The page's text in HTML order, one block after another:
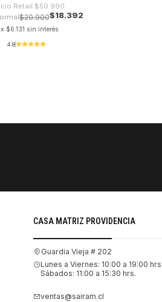
Retail $50.990
$20.900$18.392
$6.131 sin interés
4.8
CASA MATRIZ PROVIDENCIA
Guardia Vieja # 202
Lunes a Viernes: 10:00 a 19:00
Sábados: 11:00 a 15:30 hrs.
ventas@sairam.cl